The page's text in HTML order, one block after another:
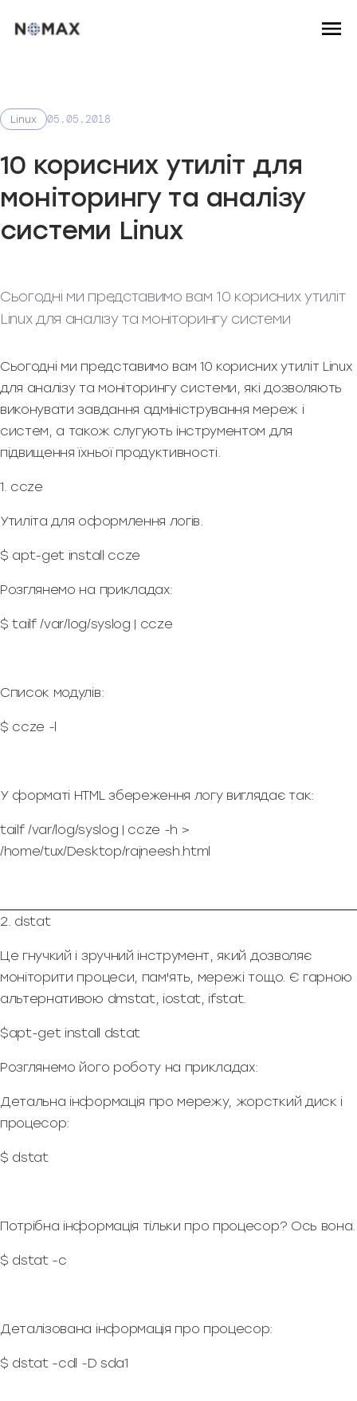
Linux 05.05.2018
10 корисних утиліт для
моніторингу та аналізу
системи Linux
Сьогодні ми представимо вам 10 корисних утиліт
Linux для аналізу та моніторингу системи
Сьогодні ми представимо вам 10 корисних утиліт Linux
для аналізу та моніторингу системи, які дозволяють
виконувати завдання адміністрування мереж і
систем, а також слугують інструментом для
підвищення їхньої продуктивності.
1. ccze
Утиліта для оформлення логів.
$ apt-get install ccze
Розглянемо на прикладах:
$ tailf /var/log/syslog | ccze
Список модулів:
$ ccze -l
У форматі HTML збереження логу виглядає так:
tailf /var/log/syslog | ccze -h >
/home/tux/Desktop/rajneesh.html
2. dstat
Це гнучкий і зручний інструмент, який дозволяє
моніторити процеси, пам'ять, мережі тощо. Є гарною
альтернативою dmstat, iostat, ifstat.
$apt-get install dstat
Розглянемо його роботу на прикладах:
Детальна інформація про мережу, жорсткий диск і
процесор:
$ dstat
Потрібна інформація тільки про процесор? Ось вона.
$ dstat -c
Деталізована інформація про процесор:
$ dstat -cdl -D sda1